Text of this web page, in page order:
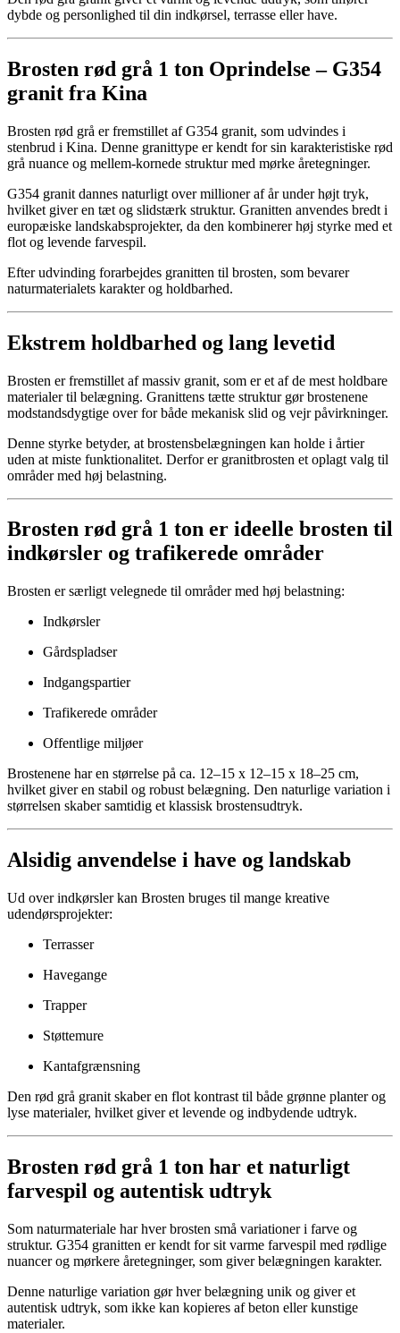
dybde og personlighed til din indkørsel, terrasse eller have.
Brosten rød grå 1 ton Oprindelse – G354
granit fra Kina
Brosten rød grå er fremstillet af G354 granit, som udvindes i
stenbrud i Kina. Denne granittype er kendt for sin karakteristiske rød
grå nuance og mellem-kornede struktur med mørke åretegninger.
G354 granit dannes naturligt over millioner af år under højt tryk,
hvilket giver en tæt og slidstærk struktur. Granitten anvendes bredt i
europæiske landskabsprojekter, da den kombinerer høj styrke med et
flot og levende farvespil.
Efter udvinding forarbejdes granitten til brosten, som bevarer
naturmaterialets karakter og holdbarhed.
Ekstrem holdbarhed og lang levetid
Brosten er fremstillet af massiv granit, som er et af de mest holdbare
materialer til belægning. Granittens tætte struktur gør brostenene
modstandsdygtige over for både mekanisk slid og vejr påvirkninger.
Denne styrke betyder, at brostensbelægningen kan holde i årtier
uden at miste funktionalitet. Derfor er granitbrosten et oplagt valg til
områder med høj belastning.
Brosten rød grå 1 ton er ideelle brosten til
indkørsler og trafikerede områder
Brosten er særligt velegnede til områder med høj belastning:
Indkørsler
Gårdspladser
Indgangspartier
Trafikerede områder
Offentlige miljøer
Brostenene har en størrelse på ca. 12–15 x 12–15 x 18–25 cm,
hvilket giver en stabil og robust belægning. Den naturlige variation i
størrelsen skaber samtidig et klassisk brostensudtryk.
Alsidig anvendelse i have og landskab
Ud over indkørsler kan Brosten bruges til mange kreative
udendørsprojekter:
Terrasser
Havegange
Trapper
Støttemure
Kantafgrænsning
Den rød grå granit skaber en flot kontrast til både grønne planter og
lyse materialer, hvilket giver et levende og indbydende udtryk.
Brosten rød grå 1 ton har et naturligt
farvespil og autentisk udtryk
Som naturmateriale har hver brosten små variationer i farve og
struktur. G354 granitten er kendt for sit varme farvespil med rødlige
nuancer og mørkere åretegninger, som giver belægningen karakter.
Denne naturlige variation gør hver belægning unik og giver et
autentisk udtryk, som ikke kan kopieres af beton eller kunstige
materialer.